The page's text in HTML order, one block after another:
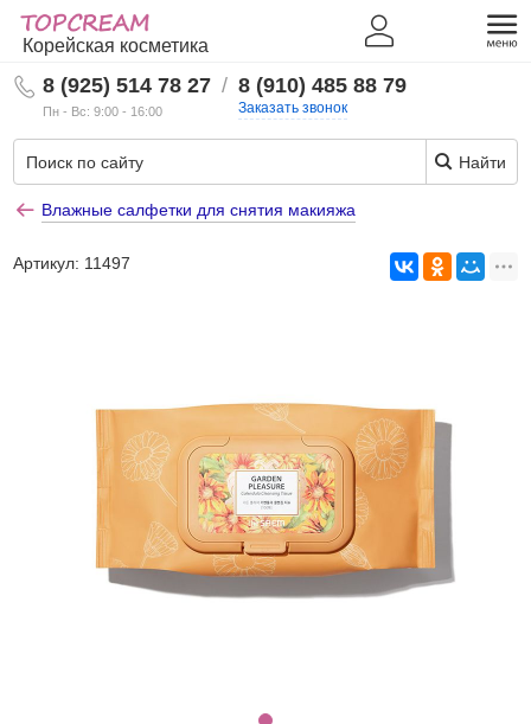
Корейская косметика
8 (925) 514 78 27
Пн - Вс: 9:00 - 16:00
/ 8 (910) 485 88 79
Заказать звонок
Найти
Влажные салфетки для снятия макияжа
Артикул: 11497